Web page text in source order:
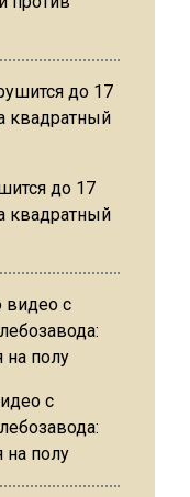
до 17
квадратный
с
на полу